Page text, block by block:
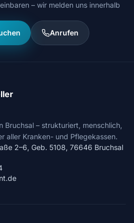
– wir melden uns innerhalb
Anrufen
Bruchsal – strukturiert, menschlich,
aller Kranken- und Pflegekassen.
2–6, Geb. 5108, 76646 Bruchsal